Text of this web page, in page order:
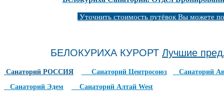
Уточнить стоимость путёвок Вы можете
БЕЛОКУРИХА КУРОРТ Лучшие
Санаторий РОССИЯ Санаторий Центросоюз
Санаторий
Санаторий Эдем
Санаторий Алтай West